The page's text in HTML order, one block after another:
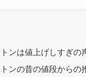
ンは値上げしすぎの
ンの昔の値段からの